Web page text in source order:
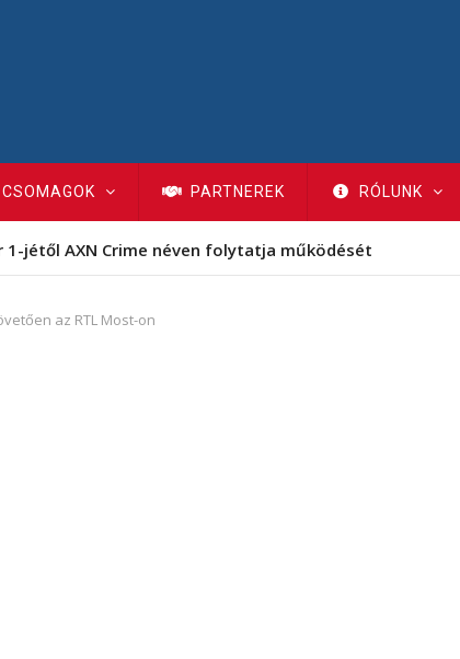
CSOMAGOK PARTNEREK RÓLUNK
1-jétől AXN Crime néven folytatja működését
az RTL Most-on